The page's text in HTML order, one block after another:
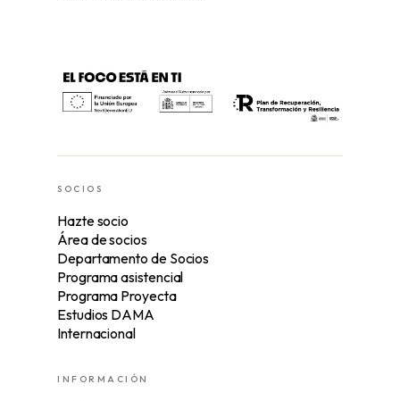
SOCIOS
Hazte socio
Área de socios
Departamento de Socios
Programa asistencial
Programa Proyecta
Estudios DAMA
Internacional
INFORMACIÓN